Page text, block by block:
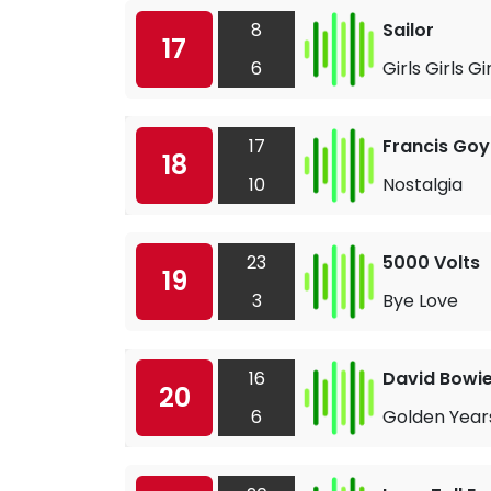
17
8
6
Sailor
Girls Girls
18
17
10
Francis
Nostalgia
19
23
3
5000 Volts
Bye Love
20
16
6
David
Golden